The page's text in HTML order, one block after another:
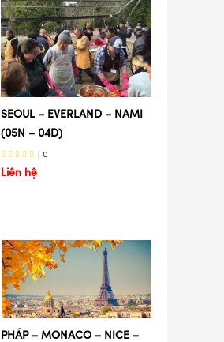
SEOUL – EVERLAND – NAMI
(05N – 04D)
0
Liên hệ
PHÁP – MONACO – NICE –